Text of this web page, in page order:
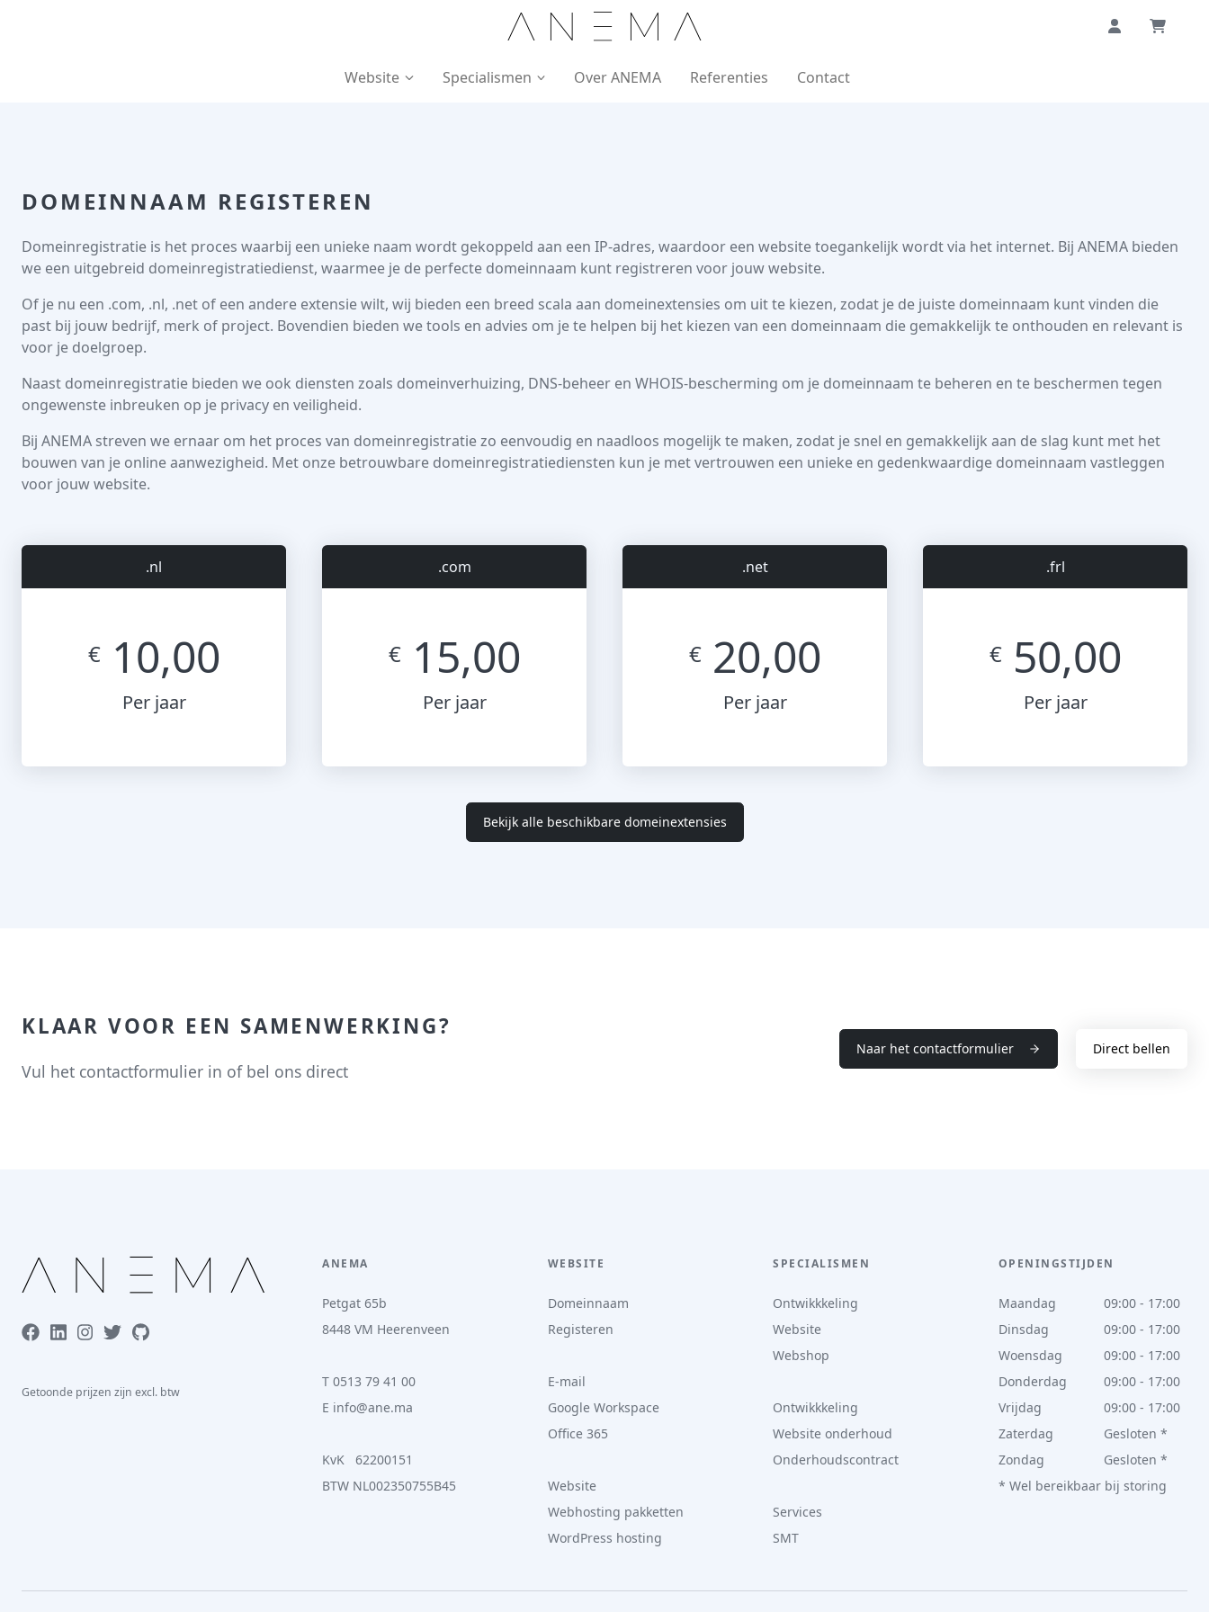
A N E M A
Website Specialismen Over ANEMA Referenties Contact
DOMEINNAAM REGISTEREN
Domeinregistratie is het proces waarbij een unieke naam wordt gekoppeld aan een IP-adres, waardoor een website toegankelijk wordt via het internet. Bij ANEMA bieden
we een uitgebreid domeinregistratiedienst, waarmee je de perfecte domeinnaam kunt registreren voor jouw website.
Of je nu een .com, .nl, .net of een andere extensie wilt, wij bieden een breed scala aan domeinextensies om uit te kiezen, zodat je de juiste domeinnaam kunt vinden die
past bij jouw bedrijf, merk of project. Bovendien bieden we tools en advies om je te helpen bij het kiezen van een domeinnaam die gemakkelijk te onthouden en relevant is
voor je doelgroep.
Naast domeinregistratie bieden we ook diensten zoals domeinverhuizing, DNS-beheer en WHOIS-bescherming om je domeinnaam te beheren en te beschermen tegen
ongewenste inbreuken op je privacy en veiligheid.
Bij ANEMA streven we ernaar om het proces van domeinregistratie zo eenvoudig en naadloos mogelijk te maken, zodat je snel en gemakkelijk aan de slag kunt met het
bouwen van je online aanwezigheid. Met onze betrouwbare domeinregistratiediensten kun je met vertrouwen een unieke en gedenkwaardige domeinnaam vastleggen
voor jouw website.
.nl
€10,00
Per jaar
.com
€15,00
Per jaar
.net
€20,00
Per jaar
.frl
€50,00
Per jaar
Bekijk alle beschikbare domeinextensies
KLAAR VOOR EEN SAMENWERKING?
Vul het contactformulier in of bel ons direct
Naar het contactformulier Direct bellen
A N E M A
Getoonde prijzen zijn excl. btw
ANEMA
Petgat 65b
8448 VM Heerenveen
T 0513 79 41 00
E info@ane.ma
KvK 62200151
BTW NL002350755B45
WEBSITE
Domeinnaam
Registeren
E-mail
Google Workspace
Office 365
Website
Webhosting pakketten
WordPress hosting
SPECIALISMEN
Ontwikkkeling
Website
Webshop
Ontwikkkeling
Website onderhoud
Onderhoudscontract
Services
SMT
OPENINGSTIJDEN
Maandag
Dinsdag
Woensdag
Donderdag
Vrijdag
Zaterdag
Zondag
09:00 - 17:00
09:00 - 17:00
09:00 - 17:00
09:00 - 17:00
09:00 - 17:00
Gesloten *
Gesloten *
* Wel bereikbaar bij storing